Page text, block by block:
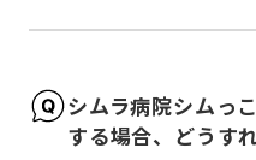
シムラ病院シムっ
する場合、どうす